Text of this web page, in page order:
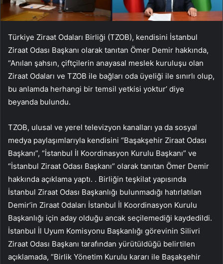
Türkiye Ziraat Odaları Birliği (TZOB), kendisini İstanbul
Ziraat Odası Başkanı olarak tanıtan Ömer Demir hakkında,
“Anılan şahsın, çiftçilerin anayasal meslek kuruluşu olan
Ziraat Odaları ve TZOB ile bağları oda üyeliği ile sınırlı olup,
bu anlamda herhangi bir temsil yetkisi yoktur’ diye
beyanda bulundu.
TZOB, ulusal ve yerel televizyon kanalları ya da sosyal
medya paylaşımlarıyla kendisini “Başakşehir Ziraat Odası
Başkanı”, “İstanbul İl Koordinasyon Kurulu Başkanı” ve
“İstanbul Ziraat Odası Başkanı” olarak tanıtan Ömer Demir
hakkında açıklama yaptı. . Birliğin teşkilat yapısında
İstanbul Ziraat Odası Başkanlığı bulunmadığı hatırlatılan
Demir’in Ziraat Odaları İstanbul İl Koordinasyon Kurulu
Başkanlığı için aday olduğu ancak seçilemediği kaydedildi.
İstanbul İl Uyum Komisyonu Başkanlığı görevinin Silivri
Ziraat Odası Başkanı tarafından yürütüldüğü belirtilen
açıklamada, “Birlik Yönetim Kurulu kararı ile Başakşehir